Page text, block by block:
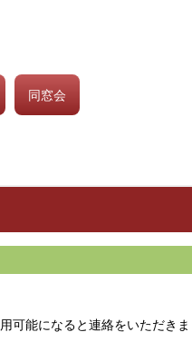
同窓会
能になると連絡をいただき